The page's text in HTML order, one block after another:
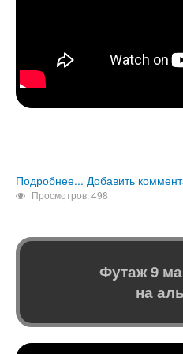
Подробнее... Добавить
Просмотров: 498
Футаж 9
на